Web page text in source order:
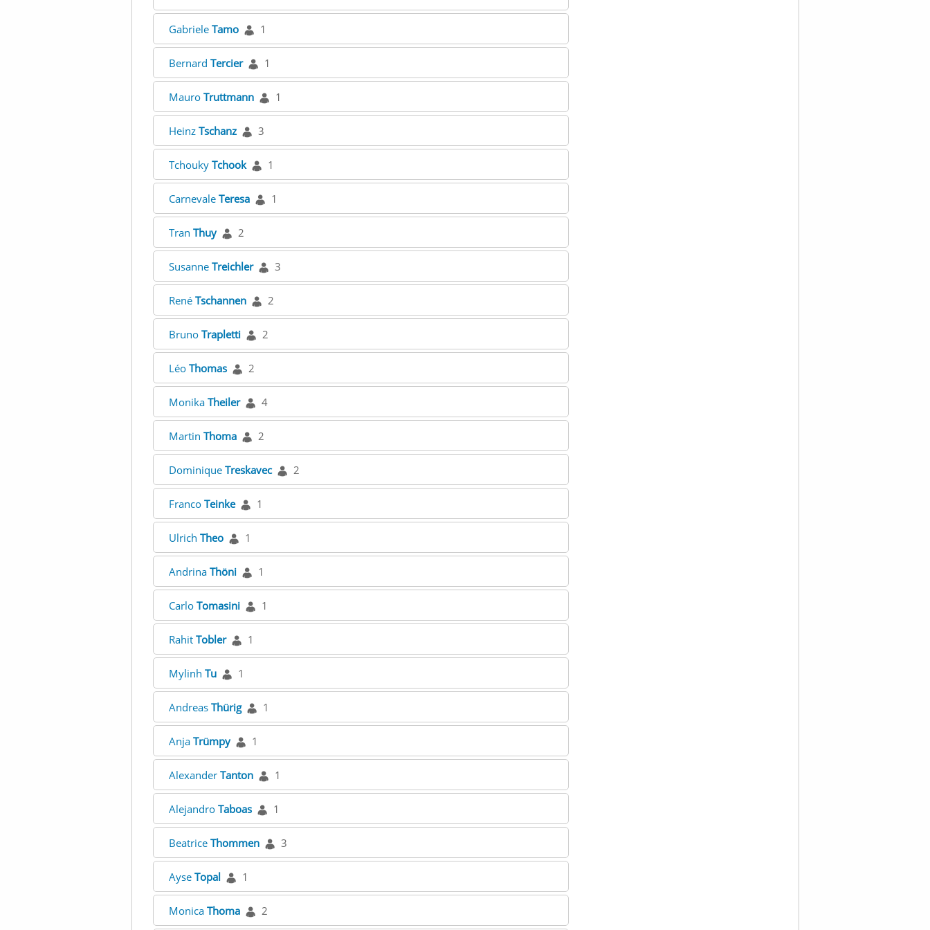
Gabriele Tamo 1
Bernard Tercier 1
Mauro Truttmann 1
Heinz Tschanz 3
Tchouky Tchook 1
Carnevale Teresa 1
Tran Thuy 2
Susanne Treichler 3
René Tschannen 2
Bruno Trapletti 2
Léo Thomas 2
Monika Theiler 4
Martin Thoma 2
Dominique Treskavec 2
Franco Teinke 1
Ulrich Theo 1
Andrina Thöni 1
Carlo Tomasini 1
Rahit Tobler 1
Mylinh Tu 1
Andreas Thürig 1
Anja Trümpy 1
Alexander Tanton 1
Alejandro Taboas 1
Beatrice Thommen 3
Ayse Topal 1
Monica Thoma 2